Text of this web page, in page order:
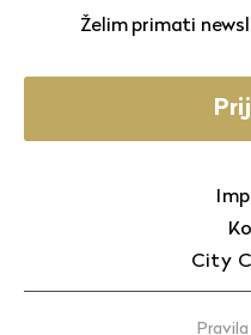
Želim primati
City